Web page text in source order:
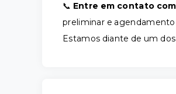
📞 Entre em contato
preliminar e
Estamos diante de um